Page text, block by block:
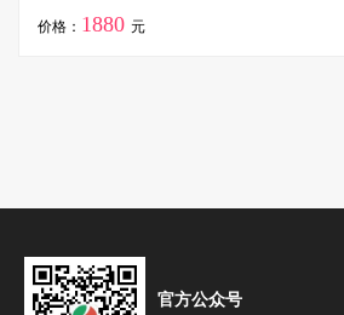
价格： 1880 元
官方公众号